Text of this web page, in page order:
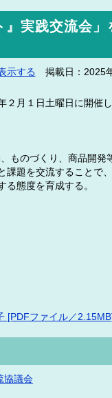
実践交流会」
示する 掲載日：2025
月１日土曜日に開催し
ものづくり、商品開発
課題を交流することで
態度を育成する。
[PDFファイル／
協議会